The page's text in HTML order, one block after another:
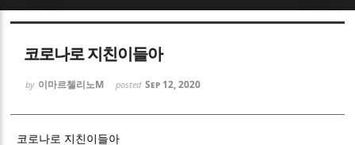
코로나로 지친이들아
by 이마르첼리노M posted Sep 12, 2020
코로나로 지친이들아
Sketchbook5, 스케치북5
Sketchbook5, 스케치북5